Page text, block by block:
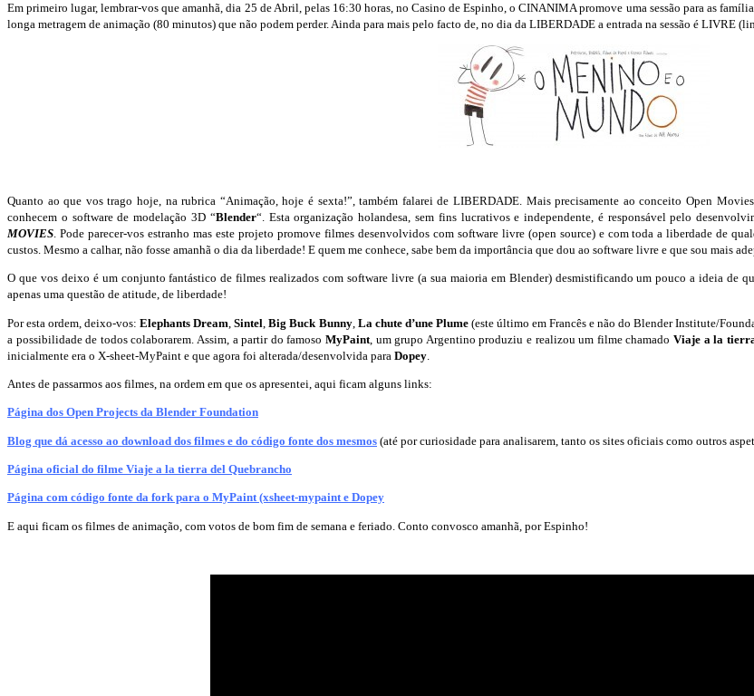
Em primeiro lugar, lembrar-vos que amanhã, dia 25 de Abril, pelas 16:30 horas, no Casino de Espinho, o CINANIMA promove uma sessão para as
longa metragem de animação (80 minutos) que não podem perder. Ainda para mais pelo facto de, no dia da LIBERDADE a entrada na sessão é LIVRE
Quanto ao que vos trago hoje, na rubrica “Animação, hoje é sexta!”, também falarei de LIBERDADE. Mais precisamente ao conceito Open
conhecem o software de modelação 3D “Blender“. Esta organização holandesa, sem fins lucrativos e independente, é responsável pelo
MOVIES. Pode parecer-vos estranho mas este projeto promove filmes desenvolvidos com software livre (open source) e com toda a liberdade de
custos. Mesmo a calhar, não fosse amanhã o dia da liberdade! E quem me conhece, sabe bem da importância que dou ao software livre e que sou mais
O que vos deixo é um conjunto fantástico de filmes realizados com software livre (a sua maioria em Blender) desmistificando um pouco a ideia de
apenas uma questão de atitude, de liberdade!
Por esta ordem, deixo-vos:Elephants Dream ,Sintel ,Big Buck Bunny, La chute d’une Plume (este último em Francês e não do Blender Institute/
a possibilidade de todos colaborarem. Assim, a partir do famoso MyPaint, um grupo Argentino produziu e realizou um filme chamado Viaje a la
inicialmente era o X-sheet-MyPaint e que agora foi alterada/desenvolvida para Dopey
Antes de passarmos aos filmes, na ordem em que os apresentei, aqui ficam alguns links:
Página dos Open Projects da Blender Foundation
Blog que dá acesso ao download dos filmes e do código fonte dos mesmos (até por curiosidade para analisarem, tanto os sites oficiais como outros
Página oficial do filme Viaje a la tierra del Quebrancho
Página com código fonte da fork para o MyPaint (xsheet-mypaint e Dopey
E aqui ficam os filmes de animação, com votos de bom fim de semana e feriado. Conto convosco amanhã, por Espinho!